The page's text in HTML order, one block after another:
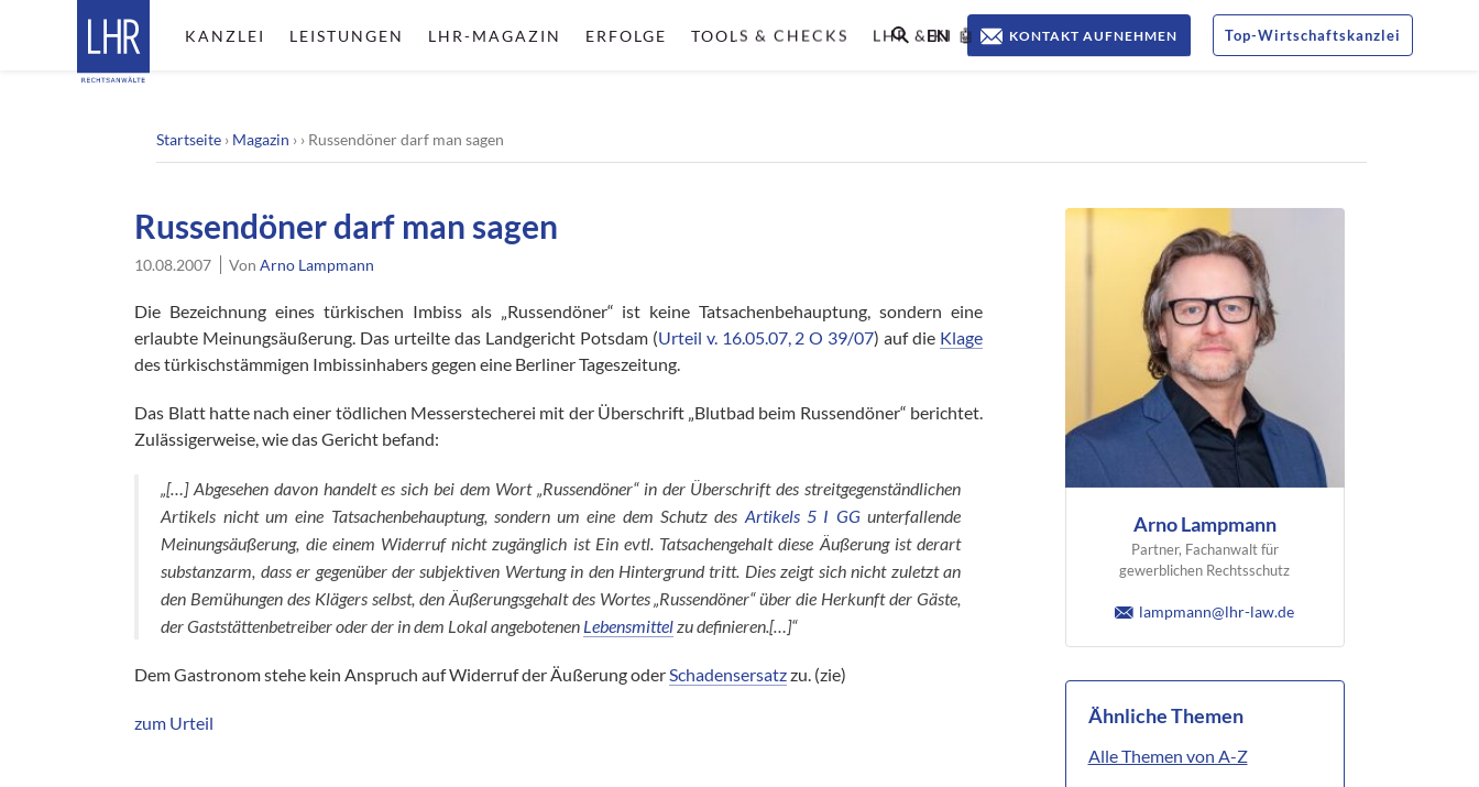
Top-Wirtschaftskanzlei
KONTAKT AUFNEHMEN
KANZLEI LEISTUNGEN LHR-MAGAZIN ERFOLGE TOOLS & CHECKS LHR & KI 🤖
EN
Startseite › Magazin › › Russendöner darf man sagen
Russendöner darf man sagen
10.08.2007 VonArno Lampmann
Die Bezeichnung eines türkischen Imbiss als „Russendöner“ ist keine Tatsachenbehauptung, sondern eine
erlaubte Meinungsäußerung. Das urteilte das Landgericht Potsdam (Urteil v. 16.05.07, 2 O 39/07) auf die Klage
des türkischstämmigen Imbissinhabers gegen eine Berliner Tageszeitung.
Das Blatt hatte nach einer tödlichen Messerstecherei mit der Überschrift „Blutbad beim Russendöner“ berichtet.
Zulässigerweise, wie das Gericht befand:
„[…] Abgesehen davon handelt es sich bei dem Wort „Russendöner“ in der Überschrift des streitgegenständlichen
Artikels nicht um eine Tatsachenbehauptung, sondern um eine dem Schutz des Artikels 5 I GGunterfallende
Meinungsäußerung, die einem Widerruf nicht zugänglich ist Ein evtl. Tatsachengehalt diese Äußerung ist derart
substanzarm, dass er gegenüber der subjektiven Wertung in den Hintergrund tritt. Dies zeigt sich nicht zuletzt an
den Bemühungen des Klägers selbst, den Äußerungsgehalt des Wortes „Russendöner“ über die Herkunft der Gäste,
der Gaststättenbetreiber oder der in dem Lokal angebotenen Lebensmittelzu definieren.[…]“
Dem Gastronom stehe kein Anspruch auf Widerruf der Äußerung oderSchadensersatzzu. (zie)
zum Urteil
Arno Lampmann
Partner, Fachanwalt für
gewerblichen Rechtsschutz
lampmann@lhr-law.de
Ähnliche Themen
Alle Themen von A-Z